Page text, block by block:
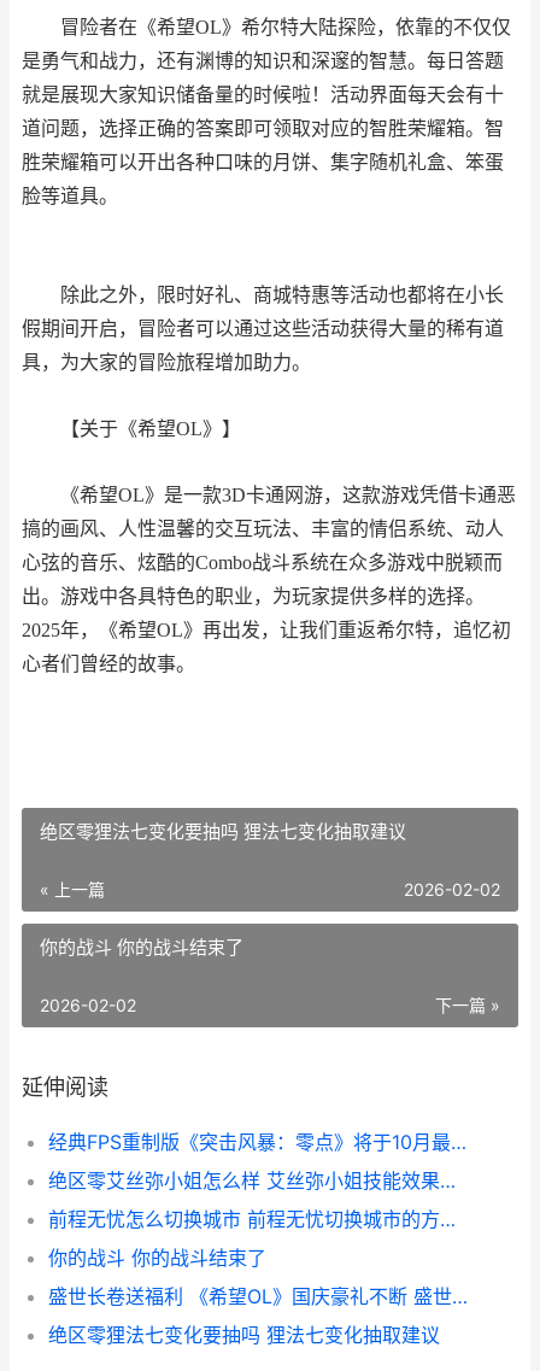
冒险者在《希望OL》希尔特大陆探险，依靠的不仅仅
是勇气和战力，还有渊博的知识和深邃的智慧。每日答题
就是展现大家知识储备量的时候啦！活动界面每天会有十
道问题，选择正确的答案即可领取对应的智胜荣耀箱。智
胜荣耀箱可以开出各种口味的月饼、集字随机礼盒、笨蛋
脸等道具。
除此之外，限时好礼、商城特惠等活动也都将在小长
假期间开启，冒险者可以通过这些活动获得大量的稀有道
具，为大家的冒险旅程增加助力。
【关于《希望OL》】
《希望OL》是一款3D卡通网游，这款游戏凭借卡通恶
搞的画风、人性温馨的交互玩法、丰富的情侣系统、动人
心弦的音乐、炫酷的Combo战斗系统在众多游戏中脱颖而
出。游戏中各具特色的职业，为玩家提供多样的选择。
2025年，《希望OL》再出发，让我们重返希尔特，追忆初
心者们曾经的故事。
绝区零狸法七变化要抽吗 狸法七变化抽取建议
« 上一篇 2026-02-02
你的战斗 你的战斗结束了
下一篇 »
2026-02-02
延伸阅读
经典FPS重制版《突击风暴：零点》将于10月最初抢先试试 经典 fps
绝区零艾丝弥小姐怎么样 艾丝弥小姐技能效果介绍 绝区零艾丝弥小姐的主人
前程无忧怎么切换城市 前程无忧切换城市的方法 前程无忧app怎么切换简历
你的战斗 你的战斗结束了
盛世长卷送福利 《希望OL》国庆豪礼不断 盛世长缨百科
绝区零狸法七变化要抽吗 狸法七变化抽取建议